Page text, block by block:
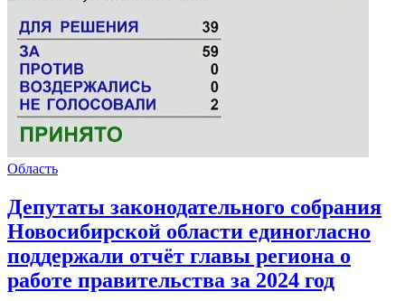
Область
Депутаты законодательного собрания
Новосибирской области единогласно
поддержали отчёт главы региона о
работе правительства за 2024 год